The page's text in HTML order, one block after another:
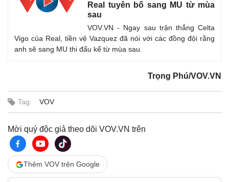
Quan sát
Cuộc sống đó đây
Multimedia
Video
Ảnh
Infographic
Real tuyên bố sang MU từ mùa
sau
VOV.VN - Ngay sau trận thắng Celta
Vigo của Real, tiền vệ Vazquez đã nói với các đồng đội rằng
anh sẽ sang MU thi đấu kể từ mùa sau.
Trọng Phú/VOV.VN
Tag: VOV
Mời quý độc giả theo dõi VOV.VN trên
Thêm VOV trên Google